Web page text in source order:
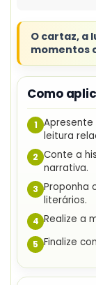
O cartaz, a
momentos
Como
1 Apresente
leitura
2 Conte a
narrativa.
3 Proponha
literários.
4 Realize a
5 Finalize